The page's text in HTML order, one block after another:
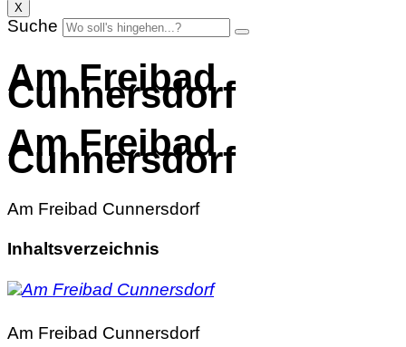
X
Suche
Am Freibad
Cunnersdorf
Am Freibad
Cunnersdorf
Am Freibad Cunnersdorf
Inhaltsverzeichnis
Am Freibad Cunnersdorf